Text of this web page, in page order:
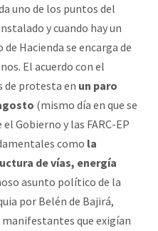
uno de los puntos del
y cuando hay un
Hacienda se encarga de
El acuerdo con el
de protesta en un paro
(mismo día en que se
Gobierno y las FARC-EP
como la
de vías, energía
asunto político de la
por Belén de Bajirá,
que exigían